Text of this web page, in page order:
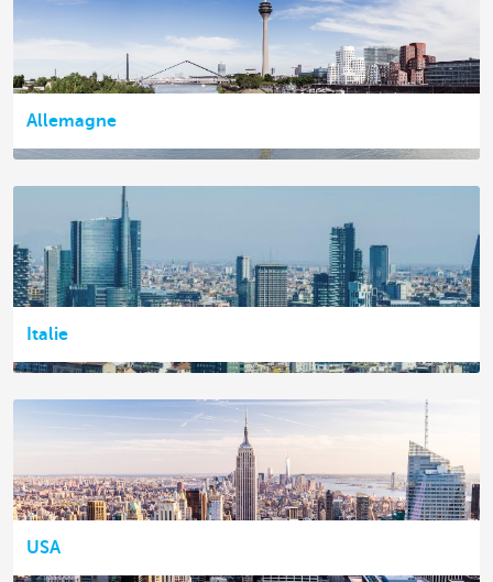
Allemagne
Italie
USA